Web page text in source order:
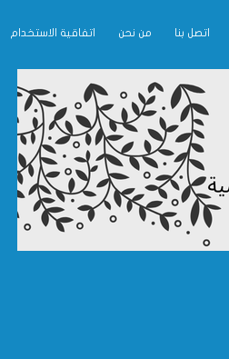
اتفاقية الاستخدام من نحن اتصل بنا